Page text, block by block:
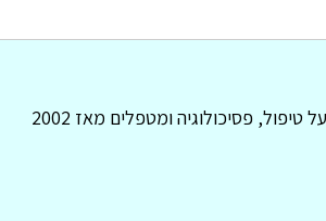
טיפול, פסיכולוגיה ומטפלים מאז 2002